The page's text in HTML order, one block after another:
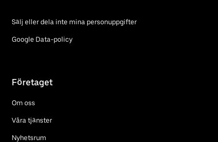
Sälj eller dela inte mina personuppgifter
Google Data-policy
Företaget
Om oss
Våra tjänster
Nyhetsrum